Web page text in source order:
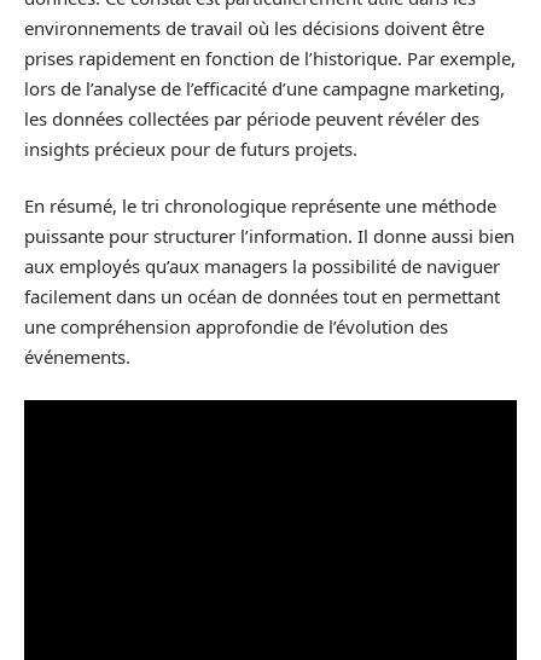
environnements de travail où les décisions doivent être
prises rapidement en fonction de l’historique. Par exemple,
lors de l’analyse de l’efficacité d’une campagne marketing,
les données collectées par période peuvent révéler des
insights précieux pour de futurs projets.
En résumé, le tri chronologique représente une méthode
puissante pour structurer l’information. Il donne aussi bien
aux employés qu’aux managers la possibilité de naviguer
facilement dans un océan de données tout en permettant
une compréhension approfondie de l’évolution des
événements.